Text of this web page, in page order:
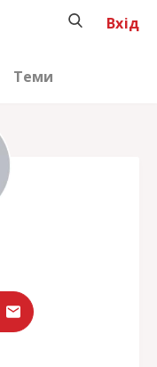
Теми
Вхід